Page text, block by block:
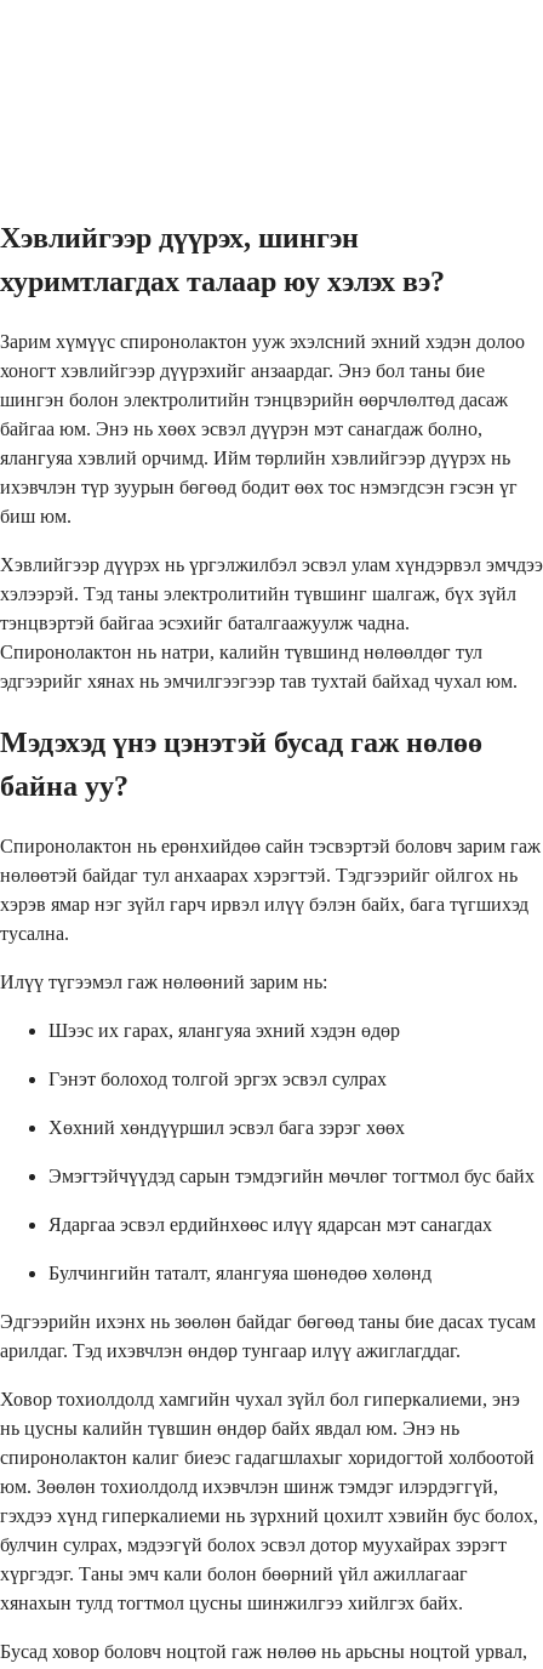
Хэвлийгээр дүүрэх, шингэн
хуримтлагдах талаар юу хэлэх вэ?
Зарим хүмүүс спиронолактон ууж эхэлсний эхний хэдэн долоо
хоногт хэвлийгээр дүүрэхийг анзаардаг. Энэ бол таны бие
шингэн болон электролитийн тэнцвэрийн өөрчлөлтөд дасаж
байгаа юм. Энэ нь хөөх эсвэл дүүрэн мэт санагдаж болно,
ялангуяа хэвлий орчимд. Ийм төрлийн хэвлийгээр дүүрэх нь
ихэвчлэн түр зуурын бөгөөд бодит өөх тос нэмэгдсэн гэсэн үг
биш юм.
Хэвлийгээр дүүрэх нь үргэлжилбэл эсвэл улам хүндэрвэл эмчдээ
хэлээрэй. Тэд таны электролитийн түвшинг шалгаж, бүх зүйл
тэнцвэртэй байгаа эсэхийг баталгаажуулж чадна.
Спиронолактон нь натри, калийн түвшинд нөлөөлдөг тул
эдгээрийг хянах нь эмчилгээгээр тав тухтай байхад чухал юм.
Мэдэхэд үнэ цэнэтэй бусад гаж нөлөө
байна уу?
Спиронолактон нь ерөнхийдөө сайн тэсвэртэй боловч зарим гаж
нөлөөтэй байдаг тул анхаарах хэрэгтэй. Тэдгээрийг ойлгох нь
хэрэв ямар нэг зүйл гарч ирвэл илүү бэлэн байх, бага түгшихэд
тусална.
Илүү түгээмэл гаж нөлөөний зарим нь:
Шээс их гарах, ялангуяа эхний хэдэн өдөр
Гэнэт болоход толгой эргэх эсвэл сулрах
Хөхний хөндүүршил эсвэл бага зэрэг хөөх
Эмэгтэйчүүдэд сарын тэмдэгийн мөчлөг тогтмол бус байх
Ядаргаа эсвэл ердийнхөөс илүү ядарсан мэт санагдах
Булчингийн таталт, ялангуяа шөнөдөө хөлөнд
Эдгээрийн ихэнх нь зөөлөн байдаг бөгөөд таны бие дасах тусам
арилдаг. Тэд ихэвчлэн өндөр тунгаар илүү ажиглагддаг.
Ховор тохиолдолд хамгийн чухал зүйл бол гиперкалиеми, энэ
нь цусны калийн түвшин өндөр байх явдал юм. Энэ нь
спиронолактон калиг биеэс гадагшлахыг хоридогтой холбоотой
юм. Зөөлөн тохиолдолд ихэвчлэн шинж тэмдэг илэрдэггүй,
гэхдээ хүнд гиперкалиеми нь зүрхний цохилт хэвийн бус болох,
булчин сулрах, мэдээгүй болох эсвэл дотор муухайрах зэрэгт
хүргэдэг. Таны эмч кали болон бөөрний үйл ажиллагааг
хянахын тулд тогтмол цусны шинжилгээ хийлгэх байх.
Бусад ховор боловч ноцтой гаж нөлөө нь арьсны ноцтой урвал,